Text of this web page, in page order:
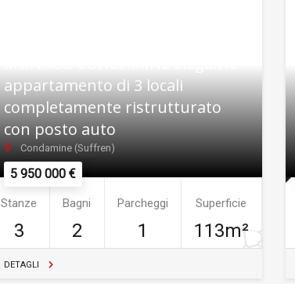
5 950 000 €
appartamento di 3 locali
completamente ristrutturato
con posto auto
Condamine (Suffren)
Stanze
3
Bagni
2
Parcheggi
1
Superficie
113m²
DETAGLI